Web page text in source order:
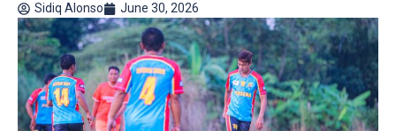
Sidiq Alonso June 30, 2026